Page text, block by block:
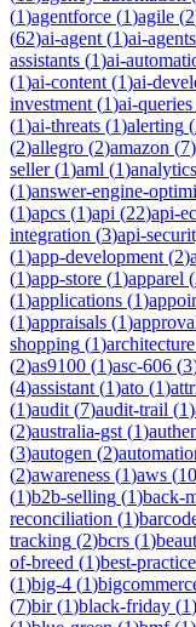
(1)agentforce (1)agile (2
(62)ai-agent (1)ai-agents
assistants (1)ai-
(1)ai-content (1)ai-
investment (1)ai-queries
(1)ai-threats (1)alerting (
(2)allegro (2)amazon (7)
seller(1)aml (1)analytics
(1)answer-engine-
(1)apcs (1)api (22)api-
integration (3)api-
(1)app-development (2)
(1)app-store (1)apparel (
(1)applications (1)
(1)appraisals (1)
shopping (1)architecture
(2)as9100 (1)asc-606 (3
(4)assistant (1)ato (1)
(1)audit (7)audit-trail (1)
(2)australia-gst (1)
(3)autogen (2)
(2)awareness (1)aws (10
(1)b2b-selling (1)back-
reconciliation (1)
tracking (2)bcrs (1)
of-breed (1)best-
(1)big-4 (1)
(7)bir(1)black-friday (1)